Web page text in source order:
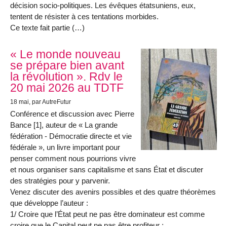
décision socio-politiques. Les évêques étatsuniens, eux,
tentent de résister à ces tentations morbides.
Ce texte fait partie (…)
« Le monde nouveau
se prépare bien avant
la révolution ». Rdv le
20 mai 2026 au TDTF
18 mai , par AutreFutur
Conférence et discussion avec Pierre
Bance [1], auteur de « La grande
fédération - Démocratie directe et vie
fédérale », un livre important pour
penser comment nous pourrions vivre
et nous organiser sans capitalisme et sans État et discuter
des stratégies pour y parvenir.
Venez discuter des avenirs possibles et des quatre théorèmes
que développe l’auteur :
1/ Croire que l’État peut ne pas être dominateur est comme